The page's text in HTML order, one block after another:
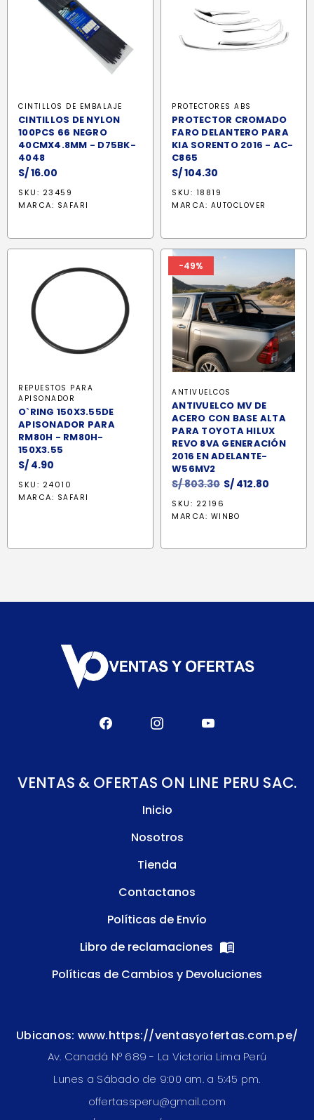
CINTILLOS DE EMBALAJE
CINTILLOS DE NYLON
100PCS 66 NEGRO
40CMX4.8MM - D75BK-
4048
S/16.00
SKU: 23459
MARCA: SAFARI
PROTECTORES ABS
PROTECTOR CROMADO
FARO DELANTERO PARA
KIA SORENTO 2016 - AC-
C865
S/104.30
SKU: 18819
MARCA: AUTOCLOVER
REPUESTOS PARA
APISONADOR
O`RING 150X3.55DE
APISONADOR PARA
RM80H - RM80H-
150X3.55
S/ 4.90
SKU: 24010
MARCA: SAFARI
-49%
ANTIVUELCOS
ANTIVUELCO MV DE
ACERO CON BASE ALTA
PARA TOYOTA HILUX
REVO 8VA GENERACIÓN
2016 EN ADELANTE-
W56MV2
S/803.30 El
original
S/ 412.80
SKU: 22196
MARCA: WINBO
VENTAS & OFERTAS ON LINE PERU SAC.
Inicio
Nosotros
Tienda
Contactanos
Políticas de Envío
Libro de reclamaciones
Políticas de Cambios y Devoluciones
Ubicanos: www.https://ventasyofertas.com.pe/
Av. Canadá N° 689 - La Victoria Lima Perú
Lunes a Sábado de 9:00 am. a 5:45 pm.
offertassperu@gmail.com